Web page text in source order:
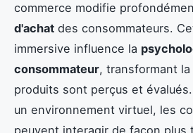
commerce modifie
d'achat des consommateurs.
immersive influence la
consommateur, transformant
produits sont perçus et
un environnement virtuel, les